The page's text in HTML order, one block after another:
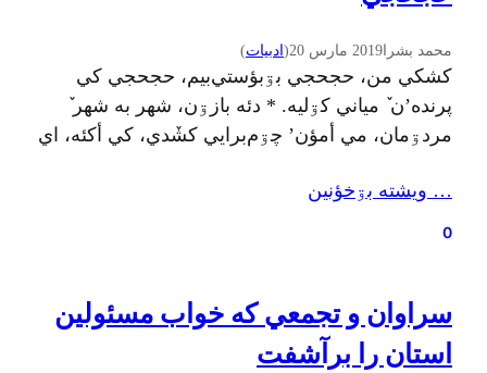
محمد بشرا 2019 مارس 20 ( ادبيات)
کشکي من، حجحجي بۊبؤستي‌بیم، حجحجي کي
پرنده’ن ٚ میاني کۊلیه. * دئه بازۊن، شهر به شهر ٚ
مردۊمان، مي أمؤن’ چۊم‌برایي کشٚدي، کي أکئه، اي
گۊل ٚ کۊلبار’ به دۊش، بأیم أبران’ سوار. دیل مي
شین، غۊرصه’ غنیم. گب مي شین، شادي’ هۊزار.…
… ويشته بۊخؤنين
0
سراوان و تجمعي که خواب مسئولین
استان را برآشفت